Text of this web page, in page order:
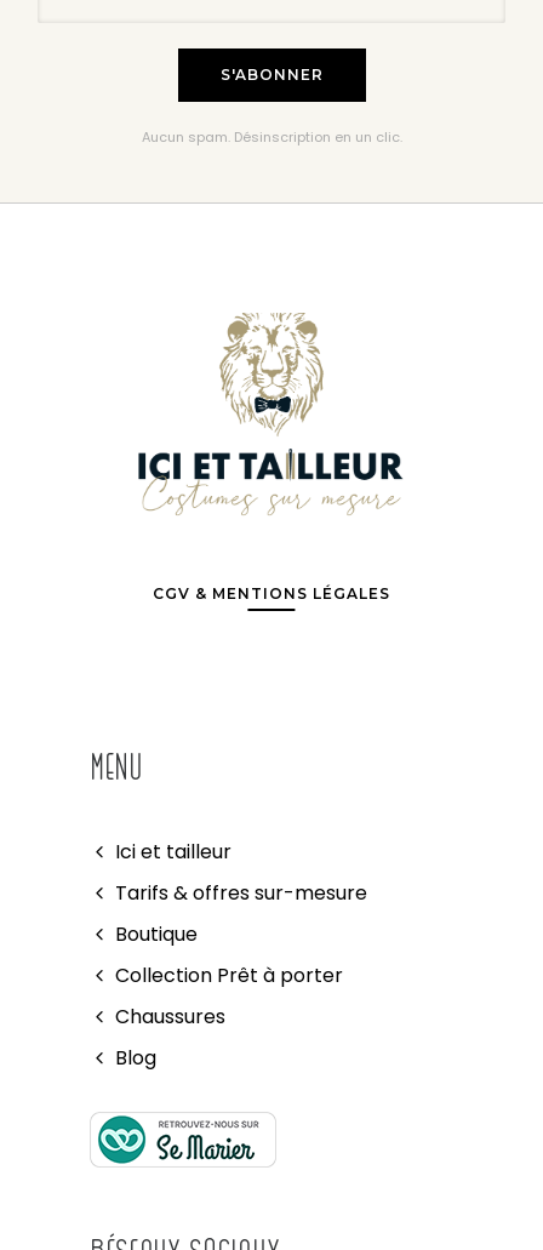
Aucun spam. Désinscription en un clic.
CGV & MENTIONS LÉGALES
MENU
Ici et tailleur
Tarifs & offres sur-mesure
Boutique
Collection Prêt à porter
Chaussures
Blog